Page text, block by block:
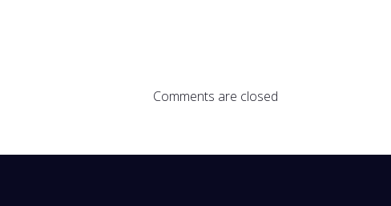
Comments are closed